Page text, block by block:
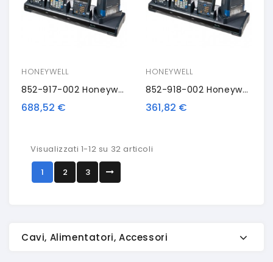
HONEYWELL
852-917-002 Honeywell FlexDock Quad Dock, Ethernet
688,52 €
HONEYWELL
852-918-002 Honeywell Flexdock, Dual Slot Dockingstation
361,82 €
Visualizzati 1-12 su 32 articoli
1
2 3
Cavi, Alimentatori, Accessori